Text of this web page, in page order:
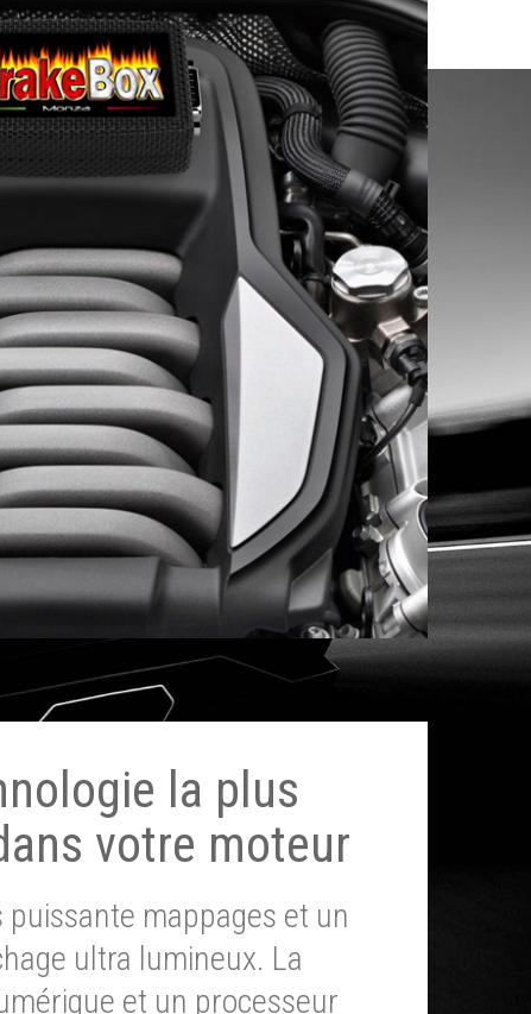
la plus
votre moteur
puissante mappages et un
ultra lumineux. La
et un processeur